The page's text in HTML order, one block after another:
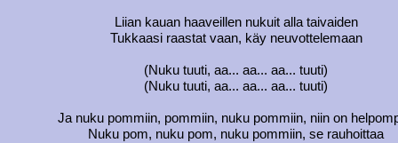
Liian kauan haaveillen nukuit alla taivaiden
Tukkaasi raastat vaan, käy neuvottelemaan
(Nuku tuuti, aa... aa... aa... tuuti)
(Nuku tuuti, aa... aa... aa... tuuti)
Ja nuku pommiin, pommiin, nuku pommiin, niin on
Nuku pom, nuku pom, nuku pommiin, se rauhoittaa